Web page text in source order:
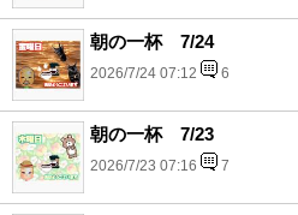
朝の一杯 7/24
2026/7/24 07:12 6
朝の一杯 7/23
2026/7/23 07:16 7